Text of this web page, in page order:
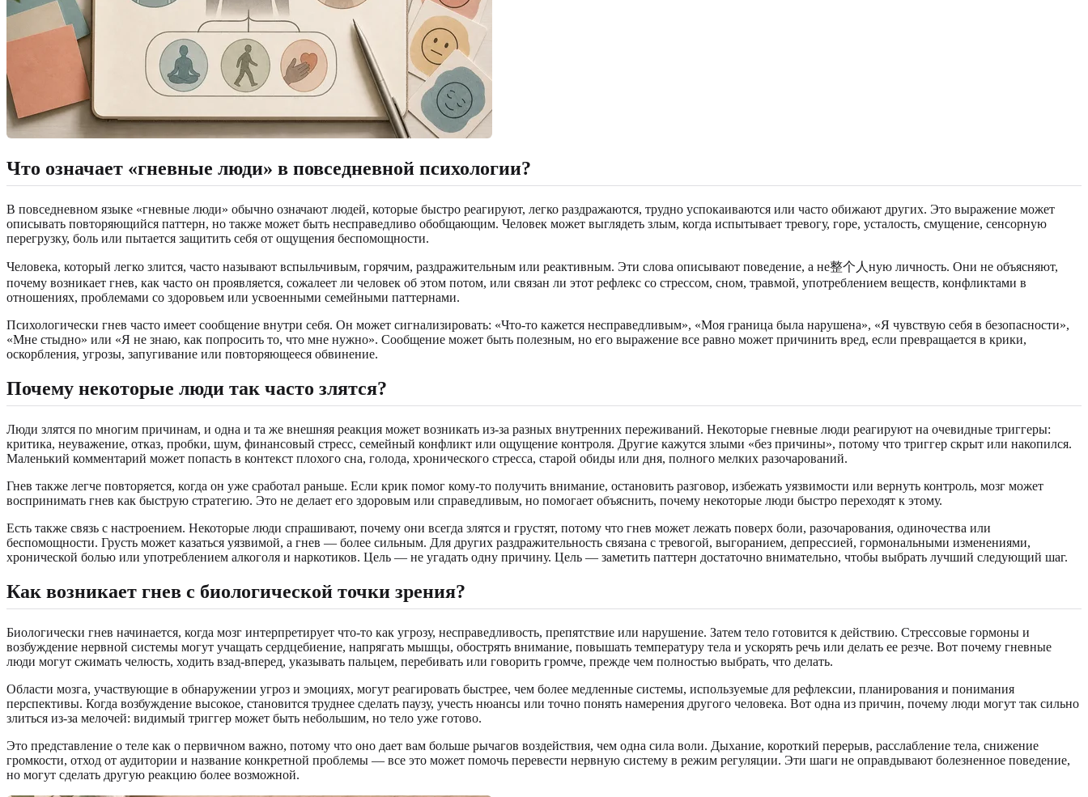
Что означает «гневные люди» в повседневной психологии?
В повседневном языке «гневные люди» обычно означают людей, которые быстро реагируют, легко раздражаются, трудно успокаиваются или часто обижают других. Это выражение может
описывать повторяющийся паттерн, но также может быть несправедливо обобщающим. Человек может выглядеть злым, когда испытывает тревогу, горе, усталость, смущение, сенсорную
перегрузку, боль или пытается защитить себя от ощущения беспомощности.
Человека, который легко злится, часто называют вспыльчивым, горячим, раздражительным или реактивным. Эти слова описывают поведение, а не整个人ную личность. Они не объясняют,
почему возникает гнев, как часто он проявляется, сожалеет ли человек об этом потом, или связан ли этот рефлекс со стрессом, сном, травмой, употреблением веществ, конфликтами в
отношениях, проблемами со здоровьем или усвоенными семейными паттернами.
Психологически гнев часто имеет сообщение внутри себя. Он может сигнализировать: «Что-то кажется несправедливым», «Моя граница была нарушена», «Я чувствую себя в безопасности»,
«Мне стыдно» или «Я не знаю, как попросить то, что мне нужно». Сообщение может быть полезным, но его выражение все равно может причинить вред, если превращается в крики,
оскорбления, угрозы, запугивание или повторяющееся обвинение.
Почему некоторые люди так часто злятся?
Люди злятся по многим причинам, и одна и та же внешняя реакция может возникать из-за разных внутренних переживаний. Некоторые гневные люди реагируют на очевидные триггеры:
критика, неуважение, отказ, пробки, шум, финансовый стресс, семейный конфликт или ощущение контроля. Другие кажутся злыми «без причины», потому что триггер скрыт или накопился.
Маленький комментарий может попасть в контекст плохого сна, голода, хронического стресса, старой обиды или дня, полного мелких разочарований.
Гнев также легче повторяется, когда он уже сработал раньше. Если крик помог кому-то получить внимание, остановить разговор, избежать уязвимости или вернуть контроль, мозг может
воспринимать гнев как быструю стратегию. Это не делает его здоровым или справедливым, но помогает объяснить, почему некоторые люди быстро переходят к этому.
Есть также связь с настроением. Некоторые люди спрашивают, почему они всегда злятся и грустят, потому что гнев может лежать поверх боли, разочарования, одиночества или
беспомощности. Грусть может казаться уязвимой, а гнев — более сильным. Для других раздражительность связана с тревогой, выгоранием, депрессией, гормональными изменениями,
хронической болью или употреблением алкоголя и наркотиков. Цель — не угадать одну причину. Цель — заметить паттерн достаточно внимательно, чтобы выбрать лучший следующий шаг.
Как возникает гнев с биологической точки зрения?
Биологически гнев начинается, когда мозг интерпретирует что-то как угрозу, несправедливость, препятствие или нарушение. Затем тело готовится к действию. Стрессовые гормоны и
возбуждение нервной системы могут учащать сердцебиение, напрягать мышцы, обострять внимание, повышать температуру тела и ускорять речь или делать ее резче. Вот почему гневные
люди могут сжимать челюсть, ходить взад-вперед, указывать пальцем, перебивать или говорить громче, прежде чем полностью выбрать, что делать.
Области мозга, участвующие в обнаружении угроз и эмоциях, могут реагировать быстрее, чем более медленные системы, используемые для рефлексии, планирования и понимания
перспективы. Когда возбуждение высокое, становится труднее сделать паузу, учесть нюансы или точно понять намерения другого человека. Вот одна из причин, почему люди могут так сильно
злиться из-за мелочей: видимый триггер может быть небольшим, но тело уже готово.
Это представление о теле как о первичном важно, потому что оно дает вам больше рычагов воздействия, чем одна сила воли. Дыхание, короткий перерыв, расслабление тела, снижение
громкости, отход от аудитории и название конкретной проблемы — все это может помочь перевести нервную систему в режим регуляции. Эти шаги не оправдывают болезненное поведение,
но могут сделать другую реакцию более возможной.